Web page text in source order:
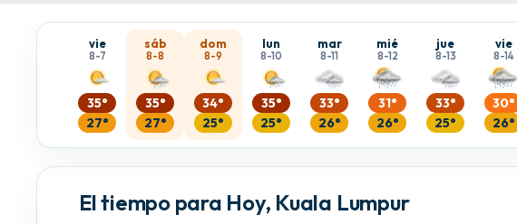
vie
8-7
35°
27°
sáb
8-8
35°
27°
dom
8-9
34°
25°
lun
8-10
35°
25°
mar
8-11
33°
26°
mié
8-12
31°
26°
jue
8-13
33°
25°
vie
8-14
30°
26°
El tiempo para Hoy, Kuala Lumpur